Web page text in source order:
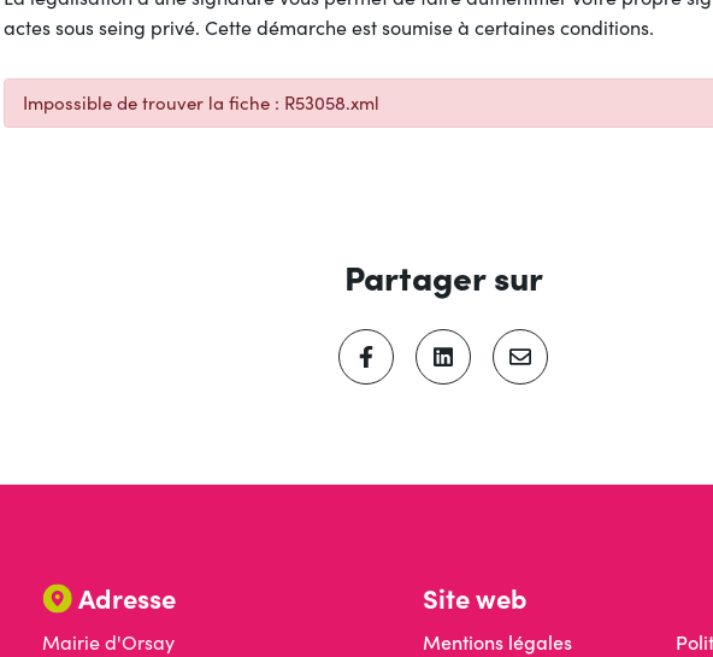
actes sous seing privé. Cette démarche est soumise à certaines conditions.
Impossible de trouver la fiche : R53058.xml
Partager sur
PARTAGER SUR FACEBOOK
(OUVERTURE DANS UN NOUVEL
PARTAGER SUR LINKEDIN
(OUVERTURE DANS UN
PARTAGER PAR
(OUVERTURE
Adresse
Mairie d'Orsay
Site web
Mentions légales